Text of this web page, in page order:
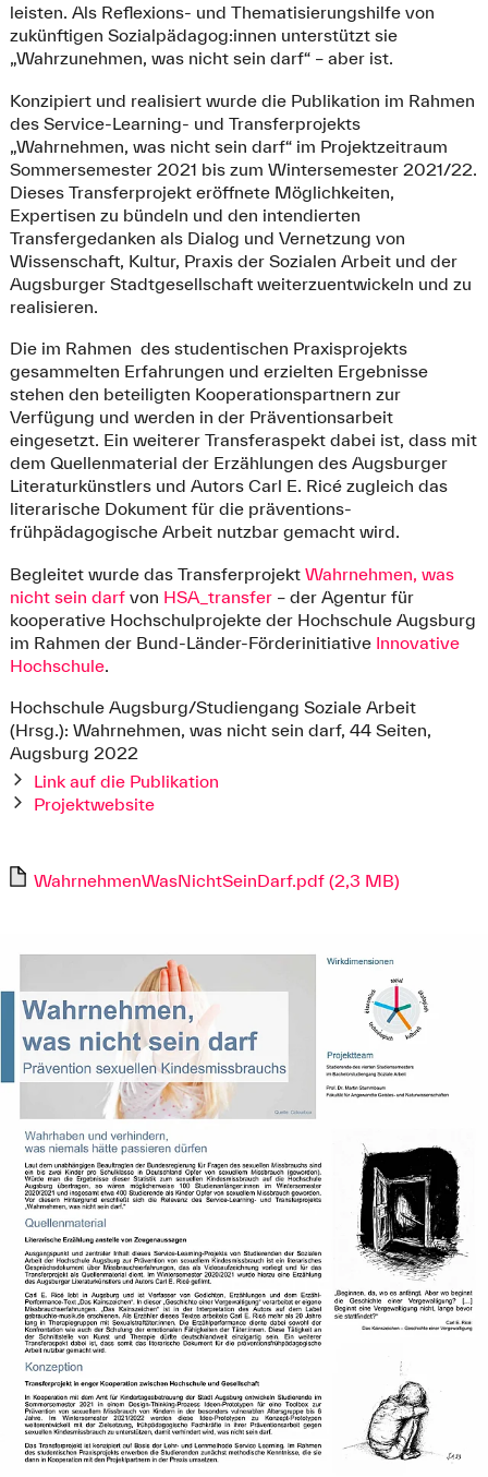
leisten. Als Reflexions- und Thematisierungshilfe von
zukünftigen Sozialpädagog:innen unterstützt sie
„Wahrzunehmen, was nicht sein darf“ – aber ist.
Konzipiert und realisiert wurde die Publikation im Rahmen
des Service-Learning- und Transferprojekts
„Wahrnehmen, was nicht sein darf“ im Projektzeitraum
Sommersemester 2021 bis zum Wintersemester 2021/22.
Dieses Transferprojekt eröffnete Möglichkeiten,
Expertisen zu bündeln und den intendierten
Transfergedanken als Dialog und Vernetzung von
Wissenschaft, Kultur, Praxis der Sozialen Arbeit und der
Augsburger Stadtgesellschaft weiterzuentwickeln und zu
realisieren.
Die im Rahmen des studentischen Praxisprojekts
gesammelten Erfahrungen und erzielten Ergebnisse
stehen den beteiligten Kooperationspartnern zur
Verfügung und werden in der Präventionsarbeit
eingesetzt. Ein weiterer Transferaspekt dabei ist, dass mit
dem Quellenmaterial der Erzählungen des Augsburger
Literaturkünstlers und Autors Carl E. Ricé zugleich das
literarische Dokument für die präventions-
frühpädagogische Arbeit nutzbar gemacht wird.
Begleitet wurde das Transferprojekt Wahrnehmen, was
nicht sein darfvon HSA_transfer– der Agentur für
kooperative Hochschulprojekte der Hochschule Augsburg
im Rahmen der Bund-Länder-Förderinitiative Innovative
Hochschule.
Hochschule Augsburg/Studiengang Soziale Arbeit
(Hrsg.): Wahrnehmen, was nicht sein darf, 44 Seiten,
Augsburg 2022
Link auf die Publikation
Projektwebsite
WahrnehmenWasNichtSeinDarf.pdf (2,3 MB)